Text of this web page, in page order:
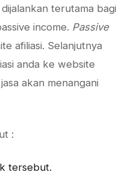
terutama bagi
income. Passive
afiliasi. Selanjutnya
anda ke website
akan menangani
:
tersebut.